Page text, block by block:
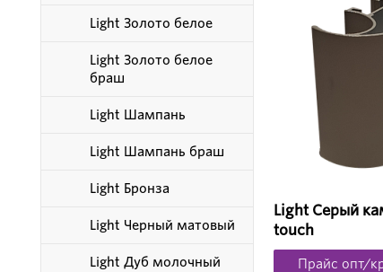
Light Золото белое
Light Золото белое
браш
Light Шампань
Light Шампань браш
Light Бронза
Light Черный матовый
Light Дуб молочный
Light Серый
touch
Прайс опт/